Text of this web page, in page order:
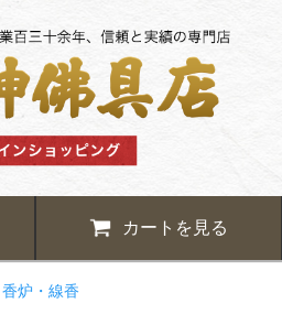
カートを見る
香炉・線香